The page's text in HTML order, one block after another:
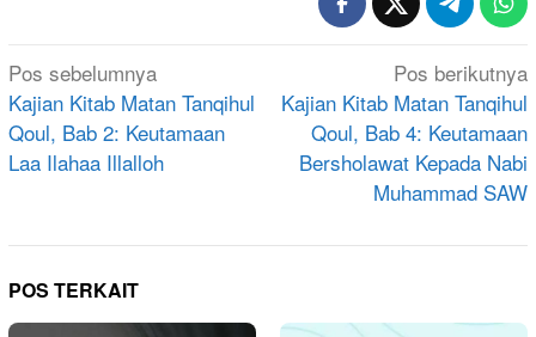
Navigasi
pos
Pos sebelumnya
Kajian Kitab Matan Tanqihul
Qoul, Bab 2: Keutamaan
Laa Ilahaa Illalloh
Pos berikutnya
Kajian Kitab Matan Tanqihul
Qoul, Bab 4: Keutamaan
Bersholawat Kepada Nabi
Muhammad SAW
POS TERKAIT